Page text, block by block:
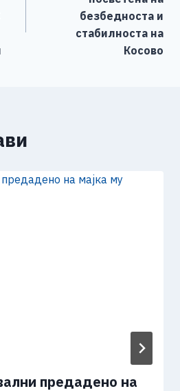
k
безбедноста и
стабилноста на
Косово
предадено на